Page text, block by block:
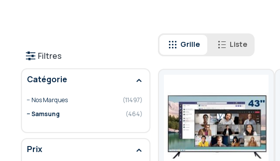
Grille Liste
Filtres
Catégorie
Nos Marques
11497
Samsung
464
Prix